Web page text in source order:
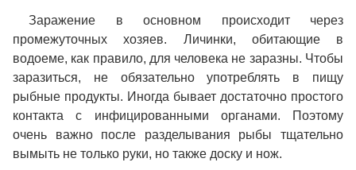
Заражение в основном происходит через
промежуточных хозяев. Личинки, обитающие в
водоеме, как правило, для человека не заразны. Чтобы
заразиться, не обязательно употреблять в пищу
рыбные продукты. Иногда бывает достаточно простого
контакта с инфицированными органами. Поэтому
очень важно после разделывания рыбы тщательно
вымыть не только руки, но также доску и нож.